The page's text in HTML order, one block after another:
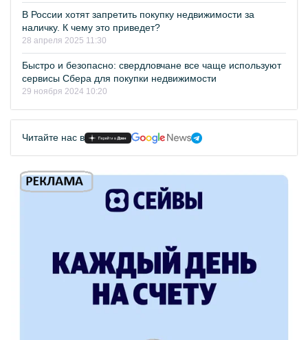
В России хотят запретить покупку недвижимости за
наличку. К чему это приведет?
28 апреля 2025 11:30
Быстро и безопасно: свердловчане все чаще используют
сервисы Сбера для покупки недвижимости
29 ноября 2024 10:20
Читайте нас в